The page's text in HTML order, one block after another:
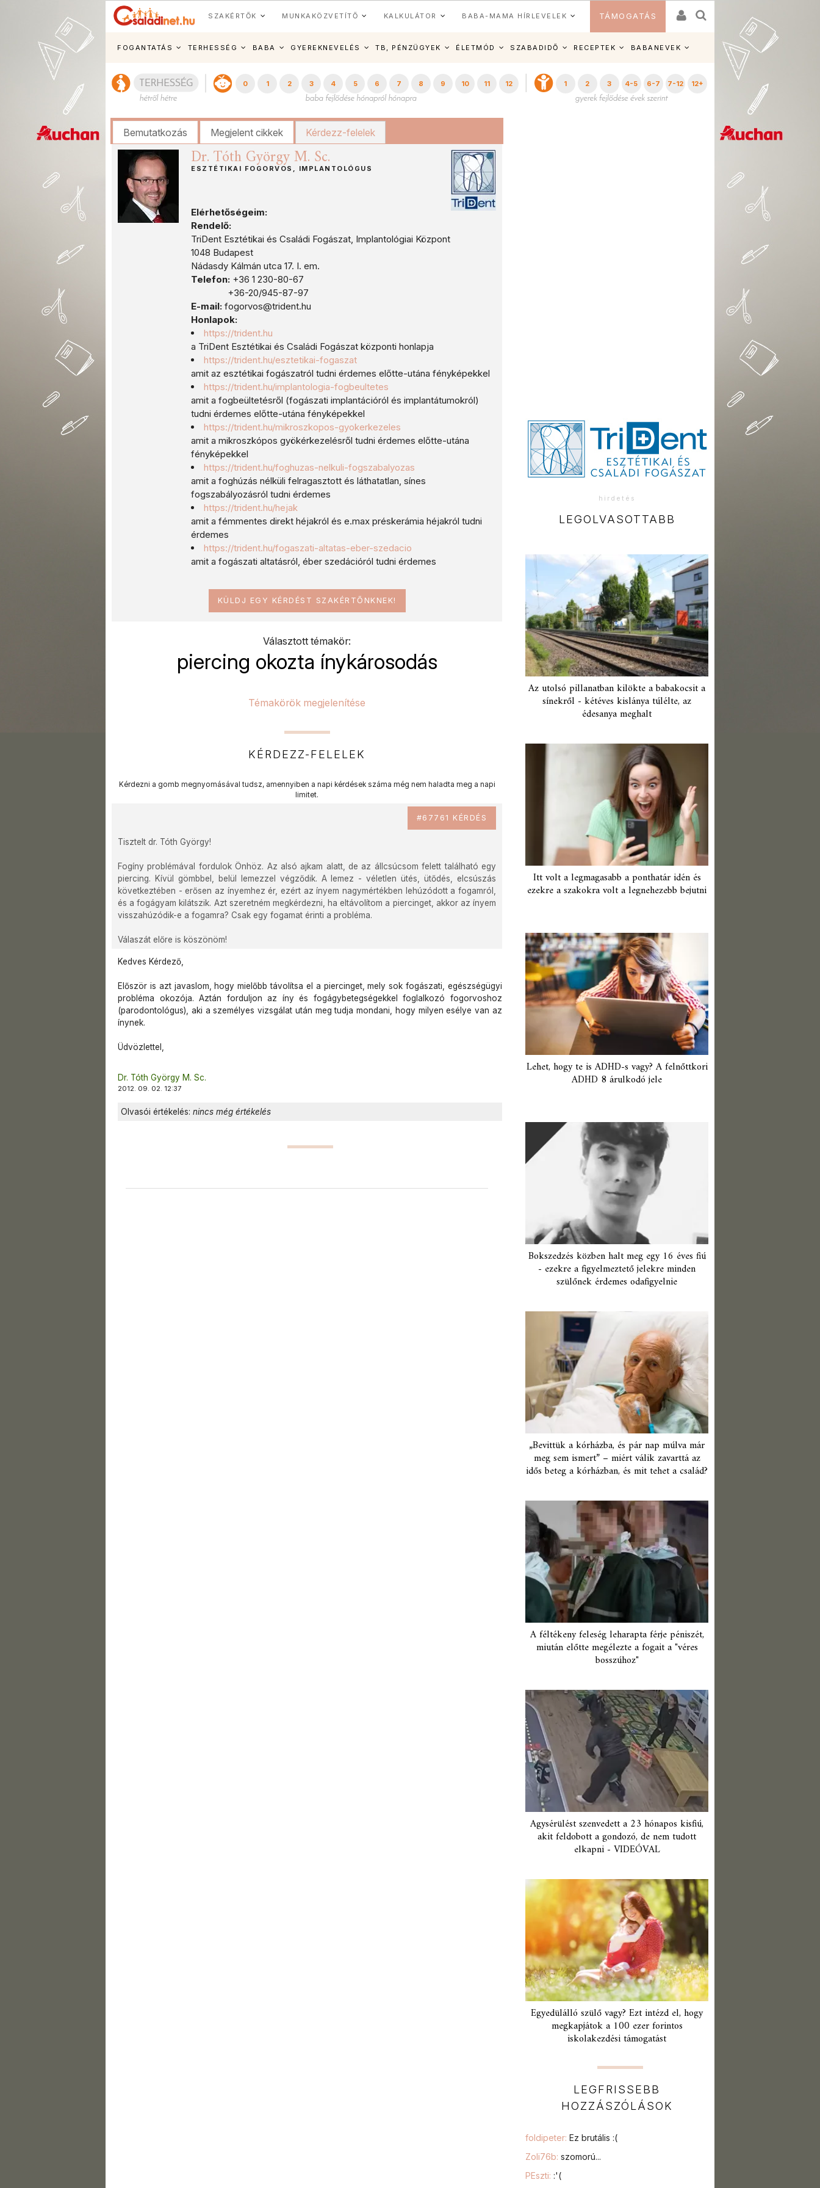
SZAKÉRTŐK MUNKAKÖZVETÍTŐ KALKULÁTOR BABA-MAMA HÍRLEVELEK TÁMOGATÁS
FOGANTATÁS TERHESSÉG BABA GYEREKNEVELÉS TB, PÉNZÜGYEK ÉLETMÓD SZABADIDŐ RECEPTEK BABANEVEK
0 1 2 3 4 5 6 7 8 9 10 11 12 1 2 3 4-5 6-7 7-12 12+
Bemutatkozás Megjelent cikkek Kérdezz-felelek
Dr. Tóth György M. Sc.
ESZTÉTIKAI FOGORVOS, IMPLANTOLÓGUS
Elérhetőségeim:
Rendelő:
TriDent Esztétikai és Családi Fogászat, Implantológiai Központ
1048 Budapest
Nádasdy Kálmán utca 17. I. em.
Telefon: +36 1 230-80-67
+36-20/945-87-97
E-mail: fogorvos@trident.hu
Honlapok:
https://trident.hu
a TriDent Esztétikai és Családi Fogászat központi honlapja
https://trident.hu/esztetikai-fogaszat
amit az esztétikai fogászatról tudni érdemes előtte-utána fényképekkel
https://trident.hu/implantologia-fogbeultetes
amit a fogbeültetésről (fogászati implantációról és implantátumokról)
tudni érdemes előtte-utána fényképekkel
https://trident.hu/mikroszkopos-gyokerkezeles
amit a mikroszkópos gyökérkezelésről tudni érdemes előtte-utána
fényképekkel
https://trident.hu/foghuzas-nelkuli-fogszabalyozas
amit a foghúzás nélküli felragasztott és láthatatlan, sínes
fogszabályozásról tudni érdemes
https://trident.hu/hejak
amit a fémmentes direkt héjakról és e.max préskerámia héjakról tudni
érdemes
https://trident.hu/fogaszati-altatas-eber-szedacio
amit a fogászati altatásról, éber szedációról tudni érdemes
KÜLDJ EGY KÉRDÉST SZAKÉRTŐNKNEK!
Választott témakör:
piercing okozta ínykárosodás
Témakörök megjelenítése
KÉRDEZZ-FELELEK
Kérdezni a gomb megnyomásával tudsz, amennyiben a napi kérdések száma még nem haladta meg a napi
limitet.
#67761 KÉRDÉS
Tisztelt dr. Tóth György!
Fogíny problémával fordulok Önhöz. Az alsó ajkam alatt, de az állcsúcsom felett található egy
piercing. Kívül gömbbel, belül lemezzel végződik. A lemez - véletlen ütés, ütődés, elcsúszás
következtében - erősen az ínyemhez ér, ezért az ínyem nagymértékben lehúzódott a fogamról,
és a fogágyam kilátszik. Azt szeretném megkérdezni, ha eltávolítom a piercinget, akkor az ínyem
visszahúzódik-e a fogamra? Csak egy fogamat érinti a probléma.
Válaszát előre is köszönöm!
Kedves Kérdező,
Először is azt javaslom, hogy mielőbb távolítsa el a piercinget, mely sok fogászati, egészségügyi
probléma okozója. Aztán forduljon az íny és fogágybetegségekkel foglalkozó fogorvoshoz
(parodontológus), aki a személyes vizsgálat után meg tudja mondani, hogy milyen esélye van az
ínynek.
Üdvözlettel,
Dr. Tóth György M. Sc.
2012. 09. 02. 12:37
Olvasói értékelés: nincs még értékelés
hirdetés
LEGOLVASOTTABB
Az utolsó pillanatban kilökte a babakocsit a
sínekről - kétéves kislánya túlélte, az
édesanya meghalt
Itt volt a legmagasabb a ponthatár idén és
ezekre a szakokra volt a legnehezebb bejutni
Lehet, hogy te is ADHD-s vagy? A felnőttkori
ADHD 8 árulkodó jele
Bokszedzés közben halt meg egy 16 éves fiú
- ezekre a figyelmeztető jelekre minden
szülőnek érdemes odafigyelnie
„Bevittük a kórházba, és pár nap múlva már
meg sem ismert” – miért válik zavarttá az
idős beteg a kórházban, és mit tehet a család?
A féltékeny feleség leharapta férje péniszét,
miután előtte megélezte a fogait a "véres
bosszúhoz"
Agysérülést szenvedett a 23 hónapos kisfiú,
akit feldobott a gondozó, de nem tudott
elkapni - VIDEÓVAL
Egyedülálló szülő vagy? Ezt intézd el, hogy
megkapjátok a 100 ezer forintos
iskolakezdési támogatást
LEGFRISSEBB
HOZZÁSZÓLÁSOK
foldipeter: Ez brutális :(
Zoli76b: szomorú...
PEszti: :'(